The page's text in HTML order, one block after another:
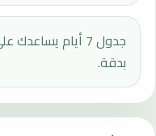
جدول 7 أيام
بدقة.